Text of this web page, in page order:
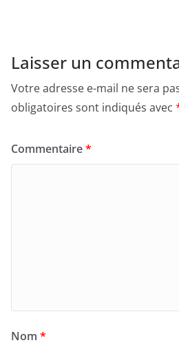
Laisser un
Votre adresse e-mail ne sera
obligatoires sont indiqués avec
Commentaire*
Nom *